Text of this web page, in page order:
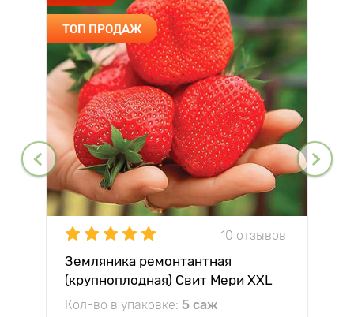
ТОП ПРОДАЖ
10 отзывов
Земляника ремонтантная
(крупноплодная) Свит Мери XXL
Кол-во в упаковке: 5 саж